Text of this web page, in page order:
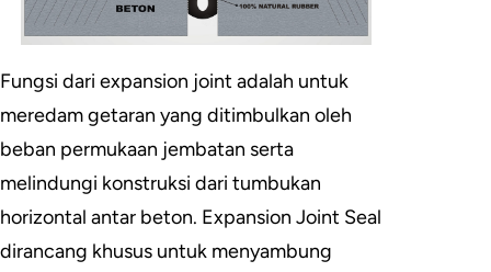
Fungsi dari expansion joint adalah untuk
meredam getaran yang ditimbulkan oleh
beban permukaan jembatan serta
melindungi konstruksi dari tumbukan
horizontal antar beton. Expansion Joint Seal
dirancang khusus untuk menyambung